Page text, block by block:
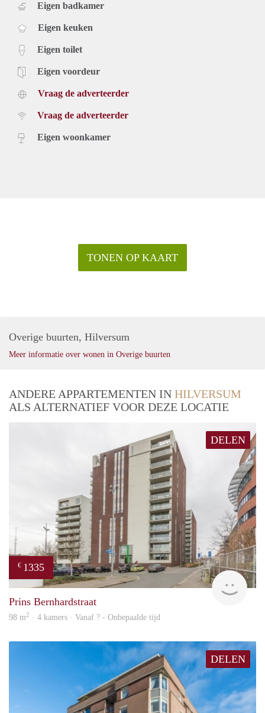
Eigen badkamer
Eigen keuken
Eigen toilet
Eigen voordeur
Vraag de adverteerder
Vraag de adverteerder
Eigen woonkamer
TONEN OP KAART
Overige buurten, Hilversum
Meer informatie over wonen in Overige buurten
ANDERE APPARTEMENTEN IN HILVERSUM
ALS ALTERNATIEF VOOR DEZE LOCATIE
DELEN
€ 1335
Prins Bernhardstraat
98 m2 · 4 kamers · Vanaf ? - Onbepaalde tijd
DELEN